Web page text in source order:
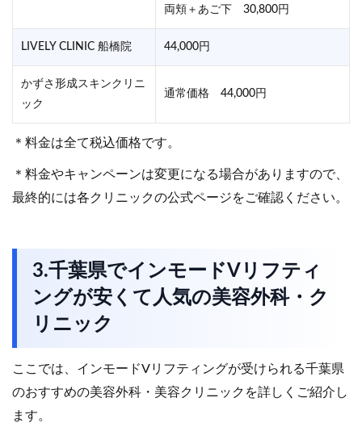
両頬＋あご下 30,800円
LIVELY CLINIC 船橋院 44,000円
かずさ形成スキンクリニ
ック
通常価格 44,000円
＊料金は全て税込価格です。
＊料金やキャンペーンは変更になる場合がありますので、
最終的には各クリニックの公式ページをご確認ください。
3.千葉県でインモードVリフティ
ングが安くて人気の美容外科・ク
リニック
ここでは、インモードVリフティングが受けられる千葉県
のおすすめの美容外科・美容クリニックを詳しくご紹介し
ます。